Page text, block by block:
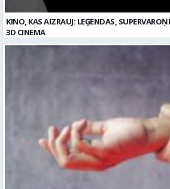
Plaukstas locītavas sastiepums: kā to